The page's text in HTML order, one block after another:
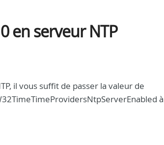
en serveur NTP
il vous suffit de passer la valeur de
à